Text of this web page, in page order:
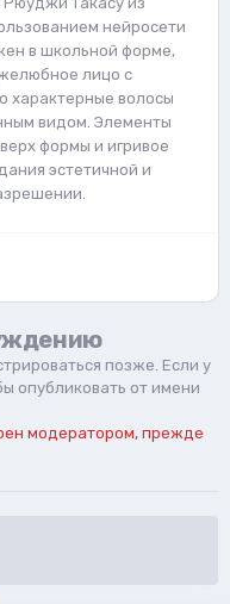
нейросети
в школьной форме,
лицо с
характерные волосы
видом. Элементы
формы и игривое
эстетичной и
позже. Если у
опубликовать от имени
модератором, прежде